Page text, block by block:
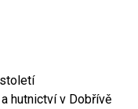
hutnictví v Dobřívě